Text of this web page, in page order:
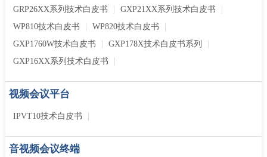
GRP26XX系列技术白皮书
GXP21XX系列技术白皮书
WP810技术白皮书
WP820技术白皮书
GXP1760W技术白皮书
GXP178X技术白皮书系列
GXP16XX系列技术白皮书
视频会议平台
IPVT10技术白皮书
音视频会议终端